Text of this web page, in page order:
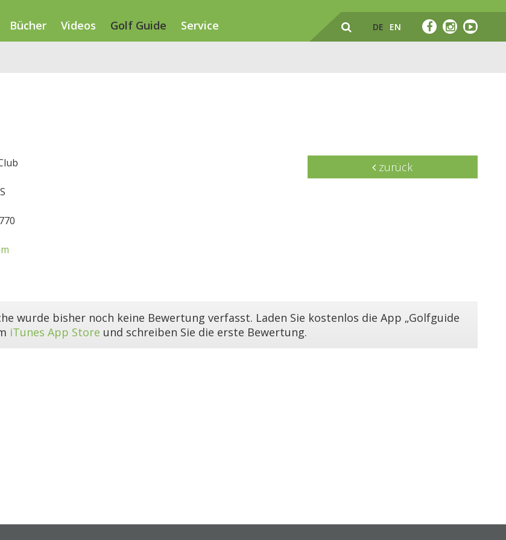
Bücher Videos Golf Guide Service DE EN
zurück
wurde bisher noch keine Bewertung verfasst. Laden Sie kostenlos die App „Golfguide
iTunes App Store und schreiben Sie die erste Bewertung.